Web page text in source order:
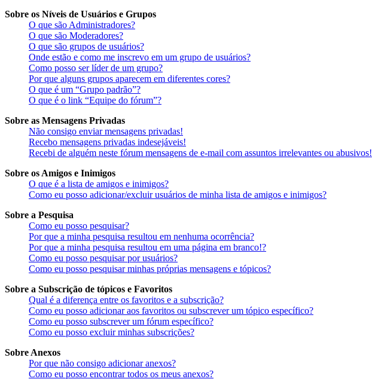
Sobre os Níveis de Usuários e Grupos
O que são Administradores?
O que são Moderadores?
O que são grupos de usuários?
Onde estão e como me inscrevo em um grupo de usuários?
Como posso ser líder de um grupo?
Por que alguns grupos aparecem em diferentes cores?
O que é um “Grupo padrão”?
O que é o link “Equipe do fórum”?
Sobre as Mensagens Privadas
Não consigo enviar mensagens privadas!
Recebo mensagens privadas indesejáveis!
Recebi de alguém neste fórum mensagens de e-mail com assuntos irrelevantes ou abusivos!
Sobre os Amigos e Inimigos
O que é a lista de amigos e inimigos?
Como eu posso adicionar/excluir usuários de minha lista de amigos e inimigos?
Sobre a Pesquisa
Como eu posso pesquisar?
Por que a minha pesquisa resultou em nenhuma ocorrência?
Por que a minha pesquisa resultou em uma página em branco!?
Como eu posso pesquisar por usuários?
Como eu posso pesquisar minhas próprias mensagens e tópicos?
Sobre a Subscrição de tópicos e Favoritos
Qual é a diferença entre os favoritos e a subscrição?
Como eu posso adicionar aos favoritos ou subscrever um tópico específico?
Como eu posso subscrever um fórum específico?
Como eu posso excluir minhas subscrições?
Sobre Anexos
Por que não consigo adicionar anexos?
Como eu posso encontrar todos os meus anexos?